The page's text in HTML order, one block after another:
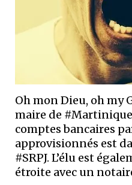
Oh mon Dieu, oh my
maire de
comptes bancaires
approvisionnés est
#SRPJ. L’élu est
étroite avec un